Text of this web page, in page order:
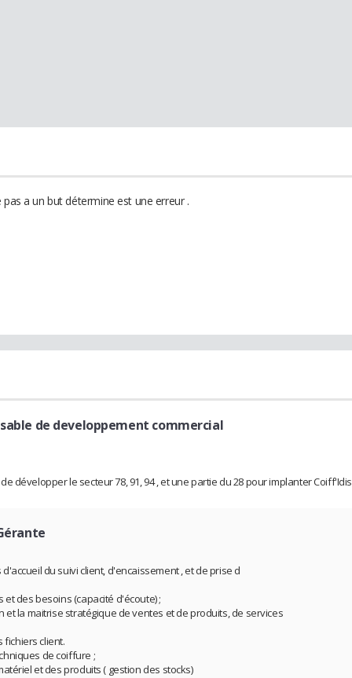
a un but détermine est une erreur .
de developpement commercial
développer le secteur 78, 91, 94 , et une partie du 28 pour implanter Coiff'Idis
du suivi client, d'encaissement , et de prise d
et des besoins (capacité d'écoute) ;
et la maitrise stratégique de ventes et de produits, de services
fichiers client.
de coiffure ;
et des produits ( gestion des stocks)